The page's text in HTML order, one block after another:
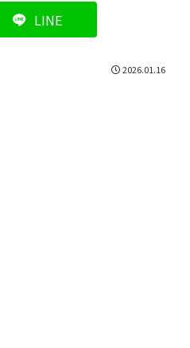
LINE
2026.01.16